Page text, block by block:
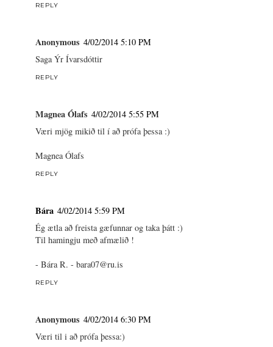
REPLY
Anonymous 4/02/2014 5:10 PM
Saga Ýr Ívarsdóttir
REPLY
Magnea Ólafs 4/02/2014 5:55 PM
Væri mjög mikið til í að prófa þessa :)
Magnea Ólafs
REPLY
Bára 4/02/2014 5:59 PM
Ég ætla að freista gæfunnar og taka þátt :)
Til hamingju með afmælið !
- Bára R. - bara07@ru.is
REPLY
Anonymous 4/02/2014 6:30 PM
Væri til i að prófa þessa:)